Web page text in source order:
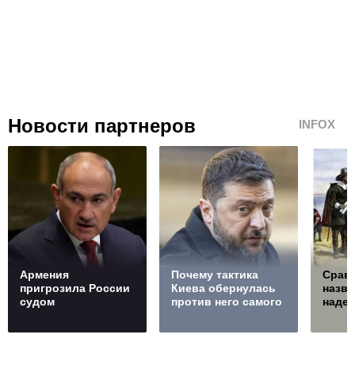
Новости партнеров INFOX
Армения
пригрозила России
судом
Почему тактика
Киева обернулась
против него самого